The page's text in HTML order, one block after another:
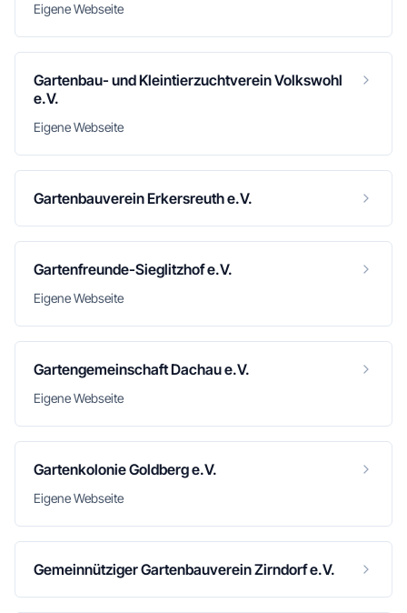
Eigene Webseite
Gartenbau- und Kleintierzuchtverein Volkswohl
e.V.
Eigene Webseite
Gartenbauverein Erkersreuth e.V.
Gartenfreunde-Sieglitzhof e.V.
Eigene Webseite
Gartengemeinschaft Dachau e.V.
Eigene Webseite
Gartenkolonie Goldberg e.V.
Eigene Webseite
Gemeinnütziger Gartenbauverein Zirndorf e.V.